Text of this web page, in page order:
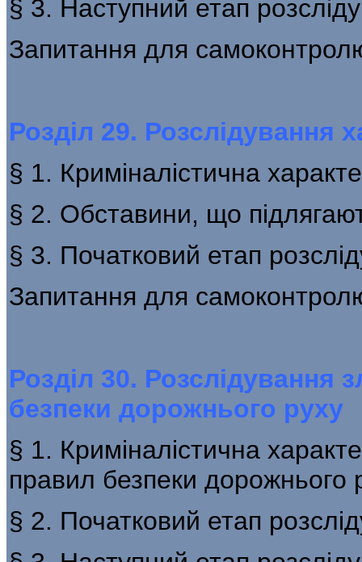
§ 3. Наступний етап
Запитання для
Розділ 29. Розслідування
§ 1. Криміналістична
§ 2. Обставини, що
§ 3. Початковий етап
Запитання для
Розділ 30.
безпеки дорожнього руху
§ 1. Криміналістична
правил безпеки дорожнього
§ 2. Початковий етап